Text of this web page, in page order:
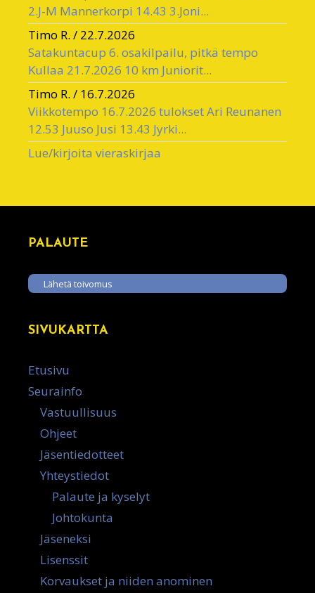
2.J-M Mannerkorpi 14.43 3.Joni...
Timo R. / 22.7.2026
Satakuntacup 6. osakilpailu, pitkä tempo
Kullaa 21.7.2026 10 km Juniorit...
Timo R. / 16.7.2026
Viikkotempo 16.7.2026 tulokset Ari Reunanen
12.53 Juuso Jusi 13.43 Jyrki...
Lue/kirjoita vieraskirjaa
PALAUTE
Lähetä toivomus
SIVUKARTTA
Etusivu
Seurainfo
Vastuullisuus
Ohjeet
Jäsentiedotteet
Yhteystiedot
Palaute ja kyselyt
Johtokunta
Jäseneksi
Lisenssit
Korvaukset ja niiden anominen